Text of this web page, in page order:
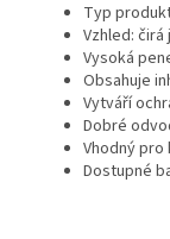
Typ
Vzhled: čirá
Vysoká
Obsahuje
Vytváří
Dobré
Vhodný
Dostupné